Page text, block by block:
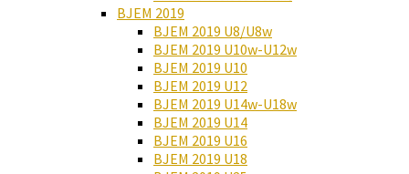
BJEM 2019
BJEM 2019 U8/U8w
BJEM 2019 U10w-U12w
BJEM 2019 U10
BJEM 2019 U12
BJEM 2019 U14w-U18w
BJEM 2019 U14
BJEM 2019 U16
BJEM 2019 U18